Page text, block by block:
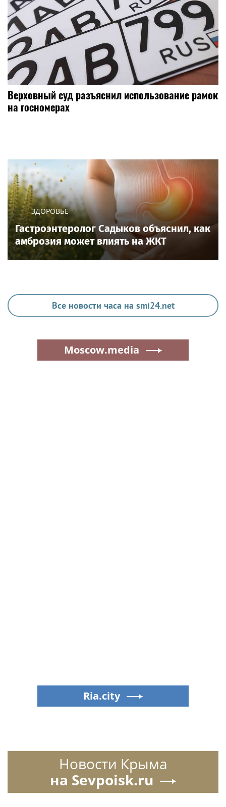
Верховный суд разъяснил использование рамок
на госномерах
ЗДОРОВЬЕ
Гастроэнтеролог Садыков объяснил, как
амброзия может влиять на ЖКТ
Все новости часа на smi24.net
Moscow.media
Ria.city
Новости Крыма
на Sevpoisk.ru